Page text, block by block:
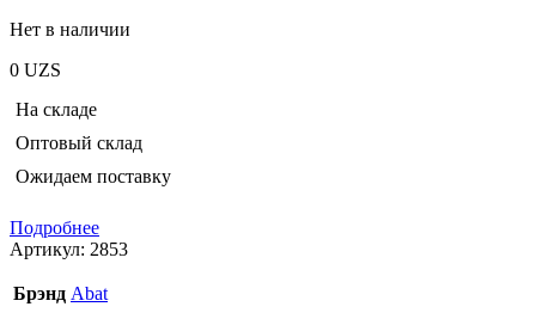
Нет в наличии
0 UZS
На складе
Оптовый склад
Ожидаем поставку
Подробнее
Артикул: 2853
Брэнд Abat